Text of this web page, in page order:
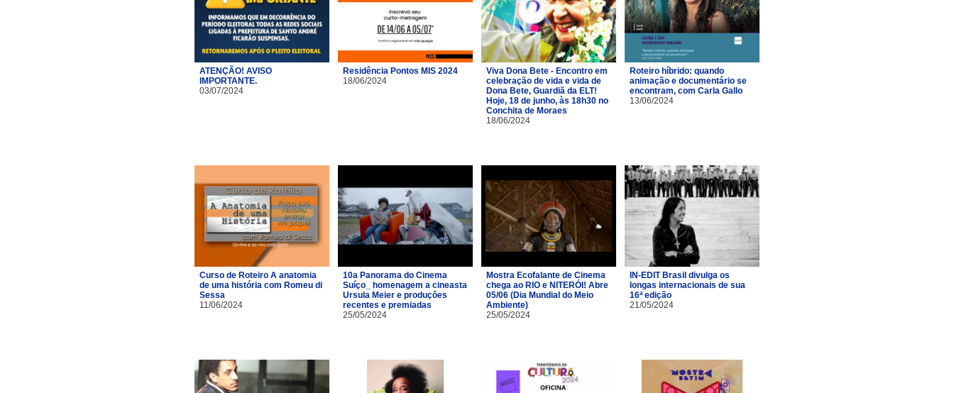
ATENÇÃO! AVISO
IMPORTANTE.
03/07/2024
Residência Pontos MIS 2024
18/06/2024
Viva Dona Bete - Encontro em
celebração de vida e vida de
Dona Bete, Guardiã da ELT!
Hoje, 18 de junho, às 18h30 no
Conchita de Moraes
18/06/2024
Roteiro híbrido: quando
animação e documentário se
encontram, com Carla Gallo
13/06/2024
Curso de Roteiro A anatomia
de uma história com Romeu di
Sessa
11/06/2024
10a Panorama do Cinema
Suíço_ homenagem a cineasta
Ursula Meier e produções
recentes e premiadas
25/05/2024
Mostra Ecofalante de Cinema
chega ao RIO e NITERÓI! Abre
05/06 (Dia Mundial do Meio
Ambiente)
25/05/2024
IN-EDIT Brasil divulga os
longas internacionais de sua
16ª edição
21/05/2024